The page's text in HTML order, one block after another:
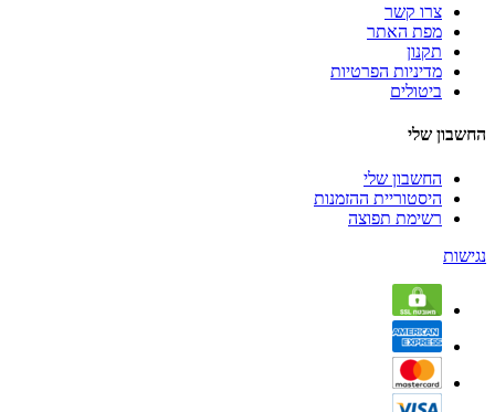
צרו קשר
מפת האתר
תקנון
מדיניות הפרטיות
ביטולים
החשבון שלי
החשבון שלי
היסטוריית ההזמנות
רשימת תפוצה
נגישות